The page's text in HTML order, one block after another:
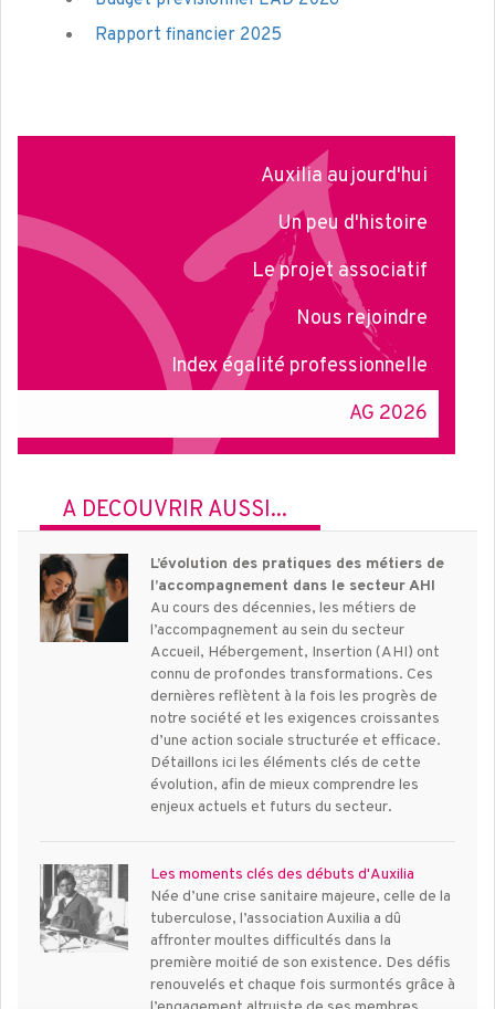
Rapport financier 2025
Auxilia aujourd'hui
Un peu d'histoire
Le projet associatif
Nous rejoindre
Index égalité professionnelle
AG 2026
À DÉCOUVRIR AUSSI...
L’évolution des pratiques des métiers de
l’accompagnement dans le secteur AHI
Au cours des décennies, les métiers de
l’accompagnement au sein du secteur
Accueil, Hébergement, Insertion (AHI) ont
connu de profondes transformations. Ces
dernières reflètent à la fois les progrès de
notre société et les exigences croissantes
d’une action sociale structurée et efficace.
Détaillons ici les éléments clés de cette
évolution, afin de mieux comprendre les
enjeux actuels et futurs du secteur.
Les moments clés des débuts d'Auxilia
Née d’une crise sanitaire majeure, celle de la
tuberculose, l’association Auxilia a dû
affronter moultes difficultés dans la
première moitié de son existence. Des défis
renouvelés et chaque fois surmontés grâce à